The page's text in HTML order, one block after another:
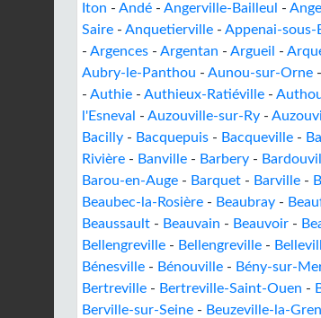
Iton - Andé - Angerville-Bailleul -
Saire - Anquetierville - Appenai-sous-
- Argences - Argentan - Argueil -
Aubry-le-Panthou - Aunou-sur-Orne -
- Authie - Authieux-Ratiéville -
l'Esneval
- Auzouville-sur-Ry -
Bacilly - Bacquepuis - Bacqueville -
Rivière - Banville - Barbery -
Barou-en-Auge - Barquet - Barville -
Beaubec-la-Rosière - Beaubray -
Beaussault - Beauvain - Beauvoir -
Bellengreville - Bellengreville -
Bénesville - Bénouville - Bény-sur-
Bertreville - Bertreville-Saint-Ouen -
Berville-sur-Seine - Beuzeville-la-